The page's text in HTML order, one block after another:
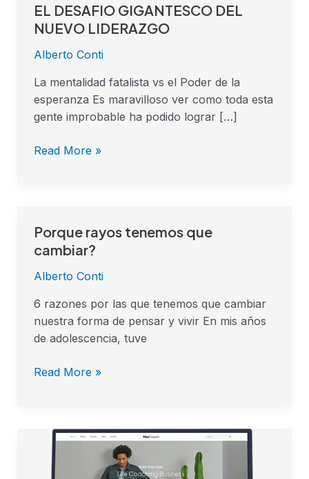
EL DESAFIO GIGANTESCO DEL
NUEVO LIDERAZGO
Alberto Conti
La mentalidad fatalista vs el Poder de la
esperanza Es maravilloso ver como toda esta
gente improbable ha podido lograr […]
Read More »
Porque rayos tenemos que
cambiar?
Alberto Conti
6 razones por las que tenemos que cambiar
nuestra forma de pensar y vivir En mis años
de adolescencia, tuve
Porque
rayos
que
cambiar?
Read More »
sucio
billete